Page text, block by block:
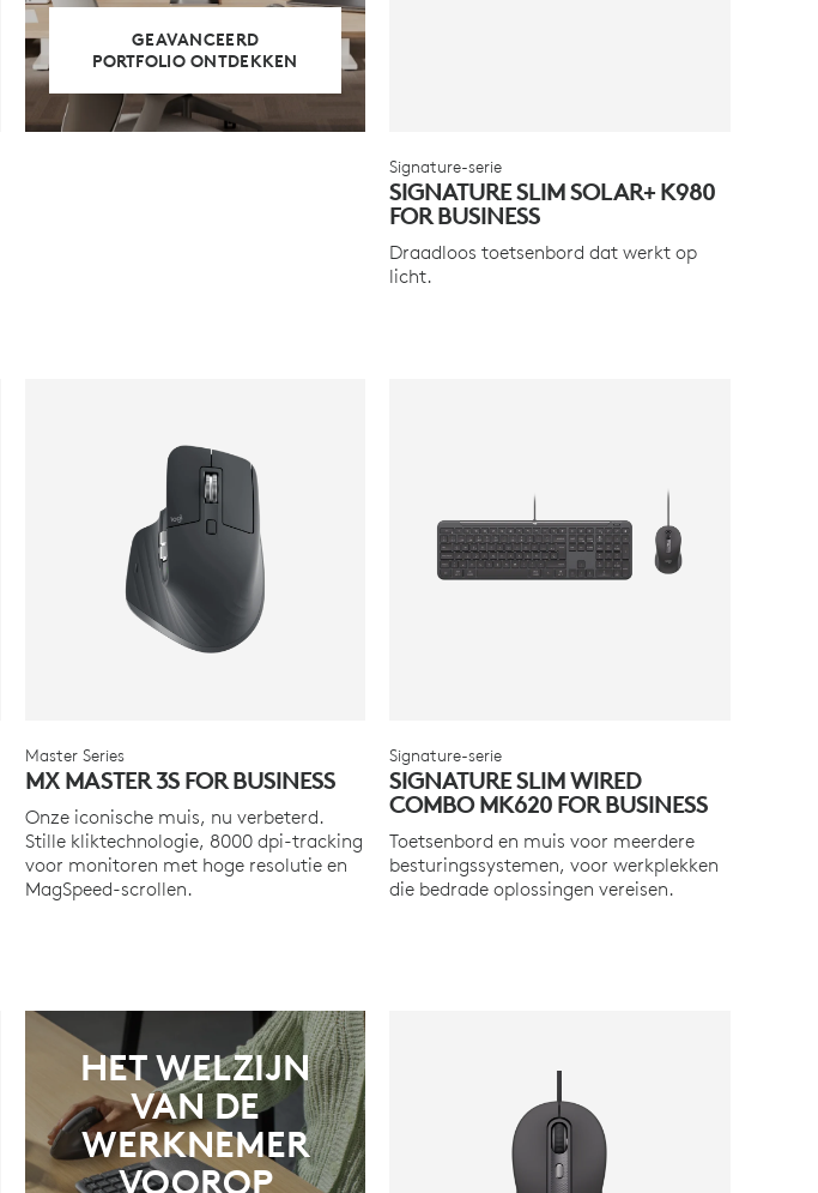
GEAVANCEERD
PORTFOLIO ONTDEKKEN
Signature-serie
SIGNATURE SLIM SOLAR+ K980
FOR BUSINESS
Draadloos toetsenbord dat werkt op
licht.
Master Series
MX MASTER 3S FOR BUSINESS
Onze iconische muis, nu verbeterd.
Stille kliktechnologie, 8000 dpi-tracking
voor monitoren met hoge resolutie en
MagSpeed-scrollen.
Signature-serie
SIGNATURE SLIM WIRED
COMBO MK620 FOR BUSINESS
Toetsenbord en muis voor meerdere
besturingssystemen, voor werkplekken
die bedrade oplossingen vereisen.
HET WELZIJN
VAN DE
WERKNEMER
VOOROP